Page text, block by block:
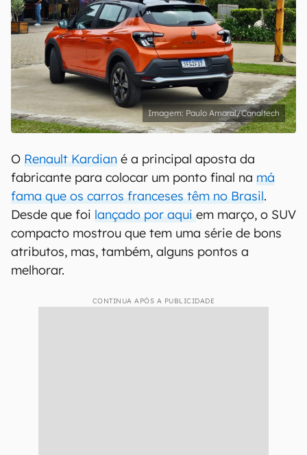
Paulo Amaral/Canaltech
O Renault Kardian é a principal aposta da
fabricante para colocar um ponto final na má
fama que os carros franceses têm no Brasil.
Desde que foi lançado por aqui em março, o SUV
compacto mostrou que tem uma série de bons
atributos, mas, também, alguns pontos a
melhorar.
CONTINUA APÓS A PUBLICIDADE